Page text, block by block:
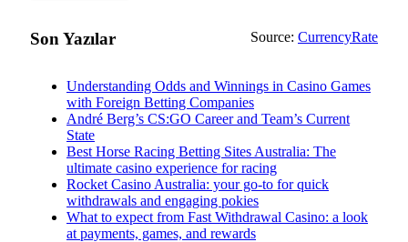
Source: CurrencyRate
Son Yazılar
Understanding Odds and Winnings in Casino Games
with Foreign Betting Companies
André Berg’s CS:GO Career and Team’s Current
State
Best Horse Racing Betting Sites Australia: The
ultimate casino experience for racing
Rocket Casino Australia: your go-to for quick
withdrawals and engaging pokies
What to expect from Fast Withdrawal Casino: a look
at payments, games, and rewards